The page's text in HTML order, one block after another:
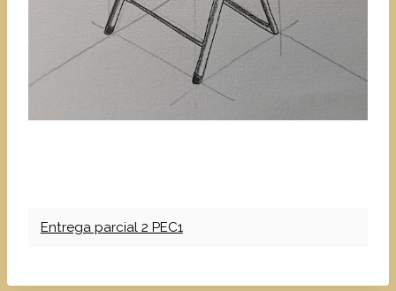
Entrega parcial 2 PEC1